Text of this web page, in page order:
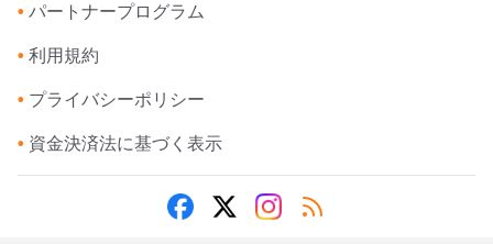
• パートナープログラム
• 利用規約
• プライバシーポリシー
• 資金決済法に基づく表示